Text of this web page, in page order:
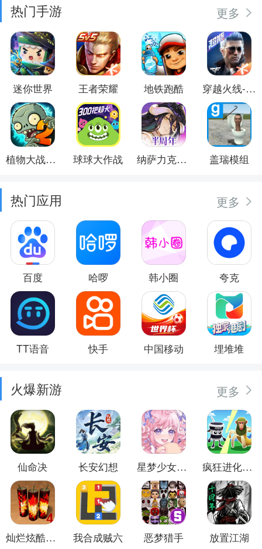
热门手游 更多
迷你世界 王者荣耀 地铁跑酷 穿越火线-枪战王者
植物大战僵尸2 球球大作战 纳萨力克之王 盖瑞模组
热门应用 更多
百度 哈啰 韩小圈 夸克
TT语音 快手 中国移动 埋堆堆
火爆新游 更多
仙命决 长安幻想 星梦少女换装 疯狂进化防卫战
灿烂炫酷模拟器 我合成贼六 恶梦猎手 放置江湖